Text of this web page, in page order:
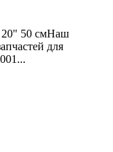
20" 50 смНаш
для